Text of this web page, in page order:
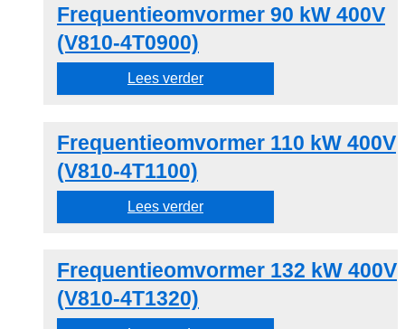
Frequentieomvormer 90 kW 400V
(V810-4T0900)
Lees verder
Frequentieomvormer 110 kW 400V
(V810-4T1100)
Lees verder
Frequentieomvormer 132 kW 400V
(V810-4T1320)